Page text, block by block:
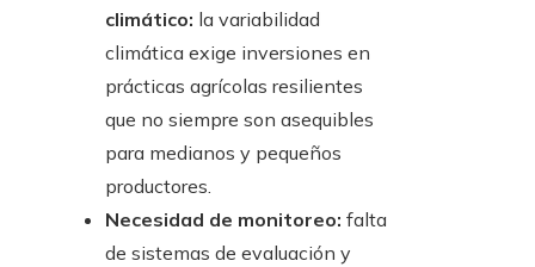
climático: la variabilidad
climática exige inversiones en
prácticas agrícolas resilientes
que no siempre son asequibles
para medianos y pequeños
productores.
Necesidad de monitoreo: falta
de sistemas de evaluación y